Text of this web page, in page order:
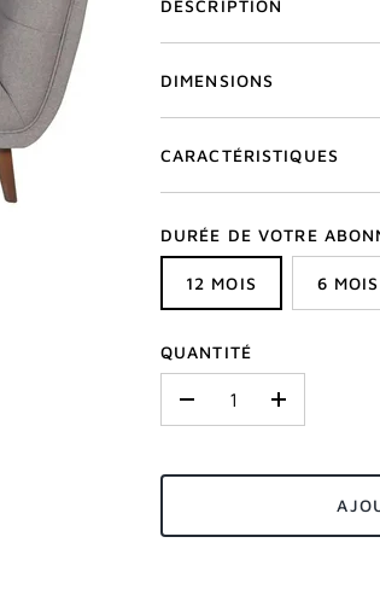
DESCRIPTION
DIMENSIONS
CARACTÉRISTIQUES
DURÉE DE VOTRE
12 MOIS 6 MOIS
QUANTITÉ
+